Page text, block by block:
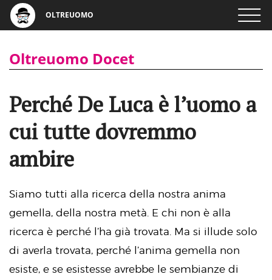
OLTREUOMO
Oltreuomo Docet
Perché De Luca è l’uomo a
cui tutte dovremmo
ambire
Siamo tutti alla ricerca della nostra anima
gemella, della nostra metà. E chi non è alla
ricerca è perché l’ha già trovata. Ma si illude solo
di averla trovata, perché l’anima gemella non
esiste, e se esistesse avrebbe le sembianze di